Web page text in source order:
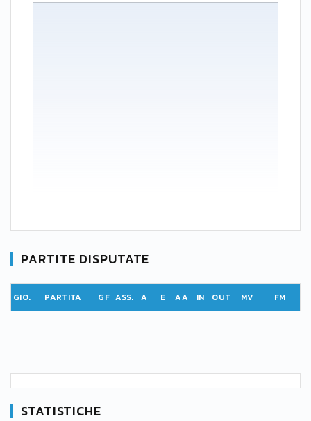
PARTITE DISPUTATE
GIO. PARTITA GF ASS. A E AA IN OUT MV FM
STATISTICHE